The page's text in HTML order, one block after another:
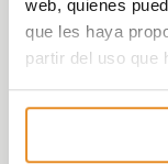
web, quienes
que les haya
partir del uso que
privilegiada,
emblemas
Artes y las
Nauta